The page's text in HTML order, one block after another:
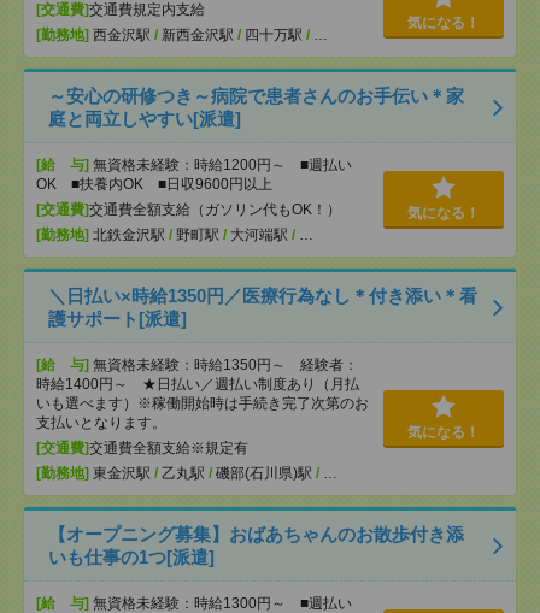
[交通費]交通費規定内支給
[勤務地] 西金沢駅 / 新西金沢駅 / 四十万駅 / …
気になる！
～安心の研修つき～病院で患者さんのお手伝い＊家
庭と両立しやすい[派遣]
[給 与] 無資格未経験：時給1200円～ ■週払い
OK ■扶養内OK ■日収9600円以上
[交通費]交通費全額支給（ガソリン代もOK！）
[勤務地] 北鉄金沢駅 / 野町駅 / 大河端駅 / …
気になる！
＼日払い×時給1350円／医療行為なし＊付き添い＊看
護サポート[派遣]
[給 与] 無資格未経験：時給1350円～ 経験者：
時給1400円～ ★日払い／週払い制度あり（月払
いも選べます）※稼働開始時は手続き完了次第のお
支払いとなります。
[交通費]交通費全額支給※規定有
[勤務地] 東金沢駅 / 乙丸駅 / 磯部(石川県)駅 / …
気になる！
【オープニング募集】おばあちゃんのお散歩付き添
いも仕事の1つ[派遣]
[給 与] 無資格未経験：時給1300円～ ■週払い